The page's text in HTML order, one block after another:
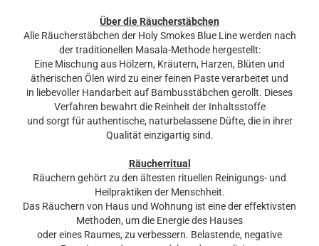
Über die Räucherstäbchen
Alle Räucherstäbchen der Holy Smokes Blue Line werden nach
der traditionellen Masala-Methode hergestellt:
Eine Mischung aus Hölzern, Kräutern, Harzen, Blüten und
ätherischen Ölen wird zu einer feinen Paste verarbeitet und
in liebevoller Handarbeit auf Bambusstäbchen gerollt. Dieses
Verfahren bewahrt die Reinheit der Inhaltsstoffe
und sorgt für authentische, naturbelassene Düfte, die in ihrer
Qualität einzigartig sind.
Räucherritual
Räuchern gehört zu den ältesten rituellen Reinigungs- und
Heilpraktiken der Menschheit.
Das Räuchern von Haus und Wohnung ist eine der effektivsten
Methoden, um die Energie des Hauses
oder eines Raumes, zu verbessern. Belastende, negative